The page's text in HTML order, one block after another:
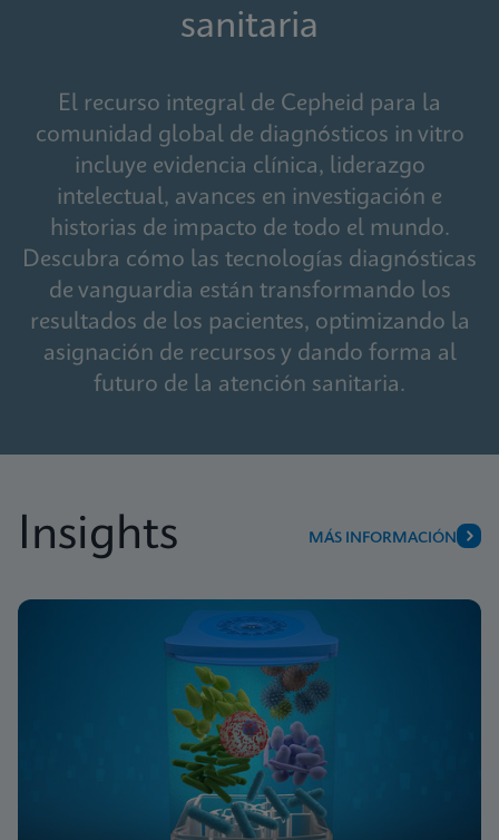
sanitaria
El recurso integral de Cepheid para la
comunidad global de diagnósticos in vitro
incluye evidencia clínica, liderazgo
intelectual, avances en investigación e
historias de impacto de todo el mundo.
Descubra cómo las tecnologías diagnósticas
de vanguardia están transformando los
resultados de los pacientes, optimizando la
asignación de recursos y dando forma al
futuro de la atención sanitaria.
Insights MÁS INFORMACIÓN